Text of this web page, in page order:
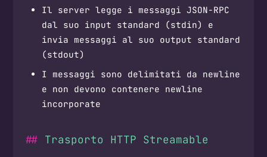
Il server legge i messaggi JSON-RPC
dal suo input standard (stdin) e
invia messaggi al suo output standard
(stdout)
I messaggi sono delimitati da newline
e non devono contenere newline
incorporate
Trasporto HTTP Streamable